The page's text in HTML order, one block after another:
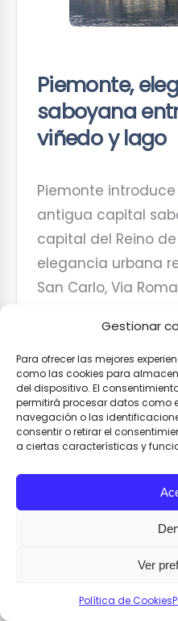
Gestionar
Para ofrecer las mejores
como las cookies para
del dispositivo. El
permitirá procesar datos como
navegación o las
consentir o retirar el
a ciertas características y
Ver
Política de Cookies
Piemonte,
saboyana
viñedo y lago
Piemonte
antigua capital
capital del Reino
elegancia urbana
San Carlo, Via
Mulassano, Baratti
Torino, mantienen
aperitivo, la
bajo los pórticos.
Fuera de la ciudad,
Monferratoforman
territorios vitícolas
pueblos en altura,
terruño y la mesa.
Maggioresuma la